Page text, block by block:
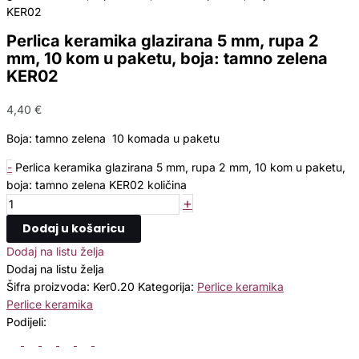
KER02
Perlica keramika glazirana 5 mm, rupa 2
mm, 10 kom u paketu, boja: tamno zelena
KER02
4,40 €
Boja: tamno zelena 10 komada u paketu
- Perlica keramika glazirana 5 mm, rupa 2 mm, 10 kom u paketu,
boja: tamno zelena KER02 količina
+
Dodaj u košaricu
Dodaj na listu želja
Dodaj na listu želja
Šifra proizvoda: Ker0.20 Kategorija: Perlice keramika
Perlice keramika
Podijeli: